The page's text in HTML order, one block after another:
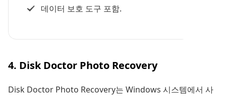
데이터 보호 도구 포함.
4. Disk Doctor Photo Recovery
Disk Doctor Photo Recovery는 Windows 시스템에서 사